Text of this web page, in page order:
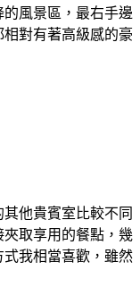
風景區，最右手邊
對有著高級感的豪
他貴賓室比較不同
取享用的餐點，幾
我相當喜歡，雖然